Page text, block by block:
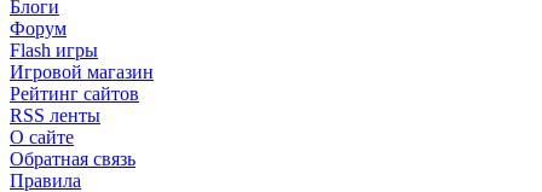
Блоги
Форум
Flash игры
Игровой магазин
Рейтинг сайтов
RSS ленты
О сайте
Обратная связь
Правила